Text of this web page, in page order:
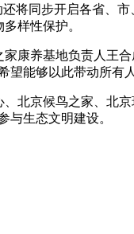
将同步开启各省、
样性保护。
康养基地负责人
能够以此带动所有
北京候鸟之家、北
与生态文明建设。